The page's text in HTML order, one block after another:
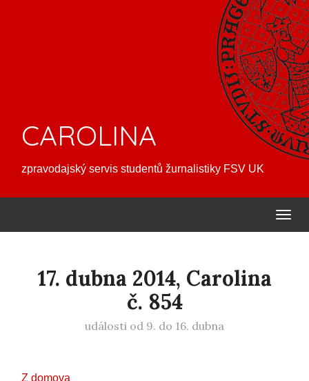
CAROLINA
zpravodajský servis studentů žurnalistiky FSV UK
17. dubna 2014, Carolina
č. 854
události od 9. do 16. dubna
Z domova